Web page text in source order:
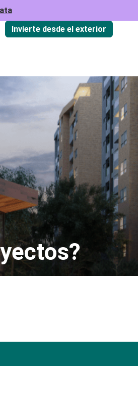
Invierte desde el exterior